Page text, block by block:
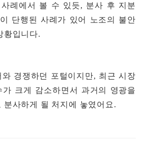
사례에서 볼 수 있듯, 분사 후 지분
단행된 사례가 있어 노조의 불안
황입니다.
경쟁하던 포털이지만, 최근 시장
가 크게 감소하면서 과거의 영광을
분사하게 될 처지에 놓였어요.